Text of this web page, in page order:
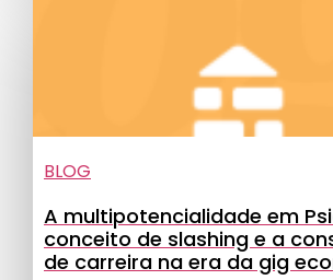
BLOG
A multipotencialidade em
conceito de slashing e a
de carreira na era da gig